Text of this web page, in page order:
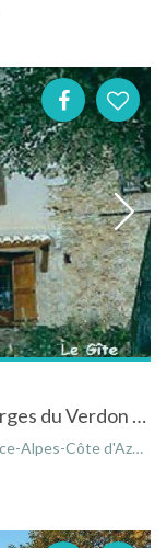
Gîte en Provence à proximité des gorges du Verdon entre Côte d'Azur et cols des Alpes, à Séranon
Côte d'Azur, France